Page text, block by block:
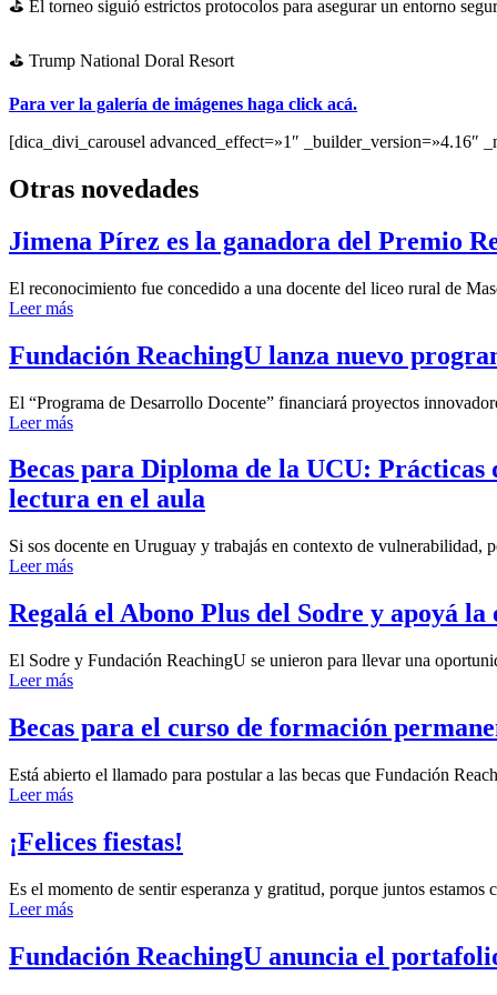
⛳️ El torneo siguió estrictos protocolos para asegurar un entorno
⛳️ Trump National Doral Resort
Para ver la galería de imágenes haga click acá.
[dica_divi_carousel advanced_effect=»1″
Otras novedades
Jimena Pírez es la ganadora del Premio
El reconocimiento fue concedido a una docente del liceo rural de
Leer más
Fundación ReachingU lanza nuevo
El “Programa de Desarrollo Docente” financiará proyectos
Leer más
Becas para Diploma de la UCU:
lectura en el aula
Si sos docente en Uruguay y trabajás en contexto de
Leer más
Regalá el Abono Plus del Sodre y apoyá
El Sodre y Fundación ReachingU se unieron para llevar una
Leer más
Becas para el curso de formación
Está abierto el llamado para postular a las becas que Fundación
Leer más
¡Felices fiestas!
Es el momento de sentir esperanza y gratitud, porque juntos
Leer más
Fundación ReachingU anuncia el